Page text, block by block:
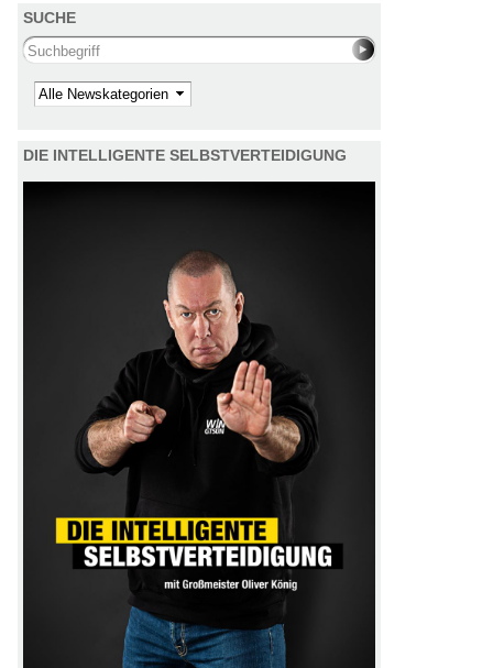
SUCHE
Search this site
Kategorie
DIE INTELLIGENTE SELBSTVERTEIDIGUNG